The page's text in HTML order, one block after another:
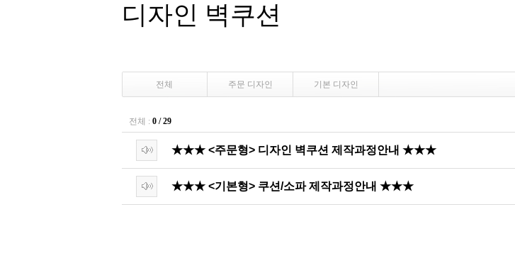
디자인 벽쿠션
전체 주문 디자인 기본 디자인
전체 : 0 / 29
★★★ <주문형> 디자인 벽쿠션 제작과정안내 ★★★
★★★ <기본형> 쿠션/소파 제작과정안내 ★★★